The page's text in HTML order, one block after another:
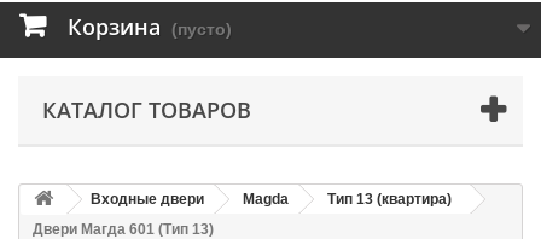
Корзина (пусто)
КАТАЛОГ ТОВАРОВ
Входные двери Magda
Тип 13 (квартира)
Двери Магда 601 (Тип 13)